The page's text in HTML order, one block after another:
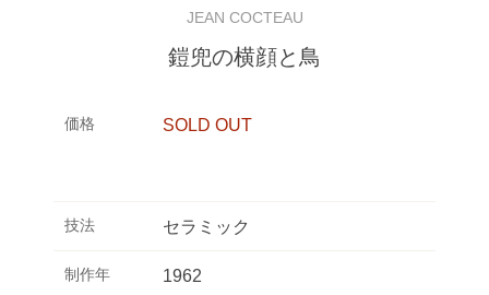
JEAN COCTEAU
鎧兜の横顔と鳥
価格 SOLD OUT
技法 セラミック
制作年 1962